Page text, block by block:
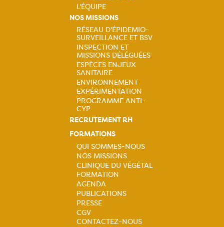
Navigation
principale
L'ÉQUIPE
NOS MISSIONS
Navigation
principale
RÉSEAU D'ÉPIDEMIO-
SURVEILLANCE ET BSV
INSPECTION ET
MISSIONS DÉLÉGUÉES
ESPÈCES ENJEUX
SANITAIRE
ENVIRONNEMENT
EXPÉRIMENTATION
PROGRAMME ANTI-
CYP
RECRUTEMENT RH
FORMATIONS
Navigation
principale
QUI SOMMES-NOUS
NOS MISSIONS
CLINIQUE DU VÉGÉTAL
FORMATION
AGENDA
PUBLICATIONS
PRESSE
CGV
CONTACTEZ-NOUS